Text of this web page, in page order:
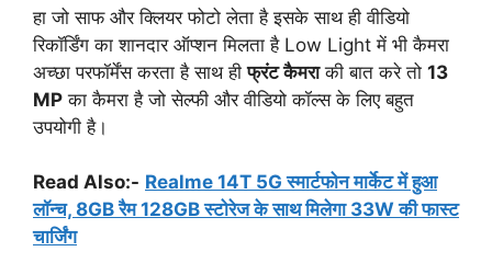
हा जो साफ और क्लियर फोटो लेता है इसके साथ ही वीडियो
रिकॉर्डिंग का शानदार ऑप्शन मिलता है Low Light में भी कैमरा
अच्छा परफॉर्मेंस करता है साथ हीफ्रंट कैमराकी बात करे तो 13
MP का कैमरा है जो सेल्फी और वीडियो कॉल्स के लिए बहुत
उपयोगी है।
Read Also:- Realme 14T 5G स्मार्टफोन मार्केट में हुआ
लॉन्च, 8GB रैम 128GB स्टोरेज के साथ मिलेगा 33W की फास्ट
चार्जिंग